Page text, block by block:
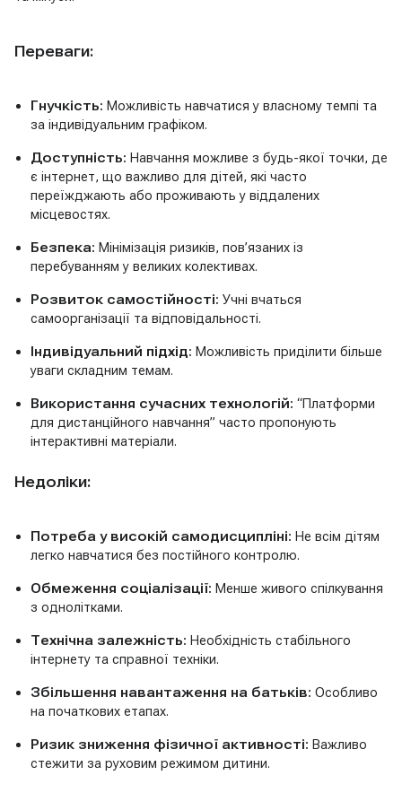
Переваги:
Гнучкість: Можливість навчатися у власному темпі та
за індивідуальним графіком.
Доступність: Навчання можливе з будь-якої точки, де
є інтернет, що важливо для дітей, які часто
переїжджають або проживають у віддалених
місцевостях.
Безпека: Мінімізація ризиків, пов’язаних із
перебуванням у великих колективах.
Розвиток самостійності: Учні вчаться
самоорганізації та відповідальності.
Індивідуальний підхід: Можливість приділити більше
уваги складним темам.
Використання сучасних технологій: “Платформи
для дистанційного навчання” часто пропонують
інтерактивні матеріали.
Недоліки:
Потреба у високій самодисципліні: Не всім дітям
легко навчатися без постійного контролю.
Обмеження соціалізації: Менше живого спілкування
з однолітками.
Технічна залежність: Необхідність стабільного
інтернету та справної техніки.
Збільшення навантаження на батьків: Особливо
на початкових етапах.
Ризик зниження фізичної активності: Важливо
стежити за руховим режимом дитини.